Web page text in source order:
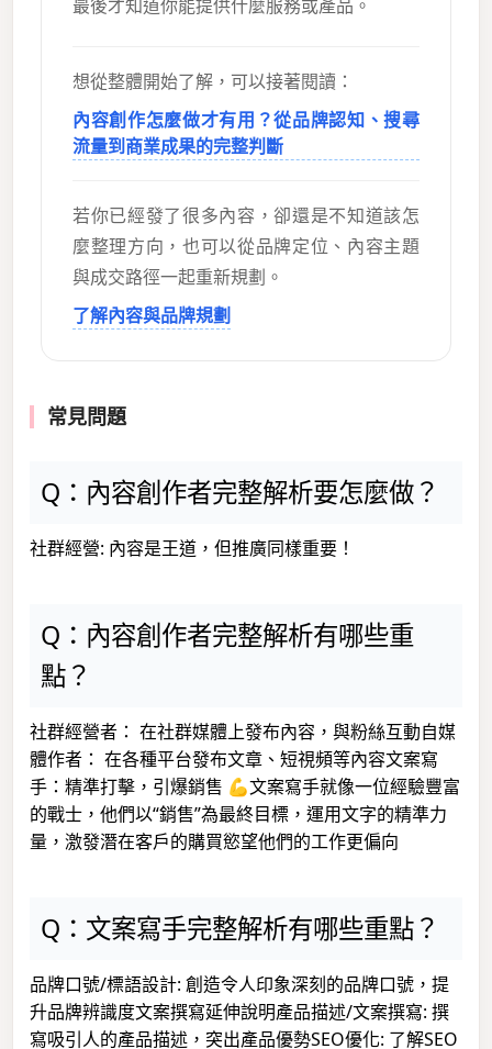
最後才知道你能提供什麼服務或產品。
想從整體開始了解，可以接著閱讀：
內容創作怎麼做才有用？從品牌認知、搜尋
流量到商業成果的完整判斷
若你已經發了很多內容，卻還是不知道該怎
麼整理方向，也可以從品牌定位、內容主題
與成交路徑一起重新規劃。
了解內容與品牌規劃
常見問題
Q：內容創作者完整解析要怎麼做？
社群經營: 內容是王道，但推廣同樣重要！
Q：內容創作者完整解析有哪些重
點？
社群經營者： 在社群媒體上發布內容，與粉絲互動自媒
體作者： 在各種平台發布文章、短視頻等內容文案寫
手：精準打擊，引爆銷售 💪文案寫手就像一位經驗豐富
的戰士，他們以“銷售”為最終目標，運用文字的精準力
量，激發潛在客戶的購買慾望他們的工作更偏向
Q：文案寫手完整解析有哪些重點？
品牌口號/標語設計: 創造令人印象深刻的品牌口號，提
升品牌辨識度文案撰寫延伸說明產品描述/文案撰寫: 撰
寫吸引人的產品描述，突出產品優勢SEO優化: 了解SEO